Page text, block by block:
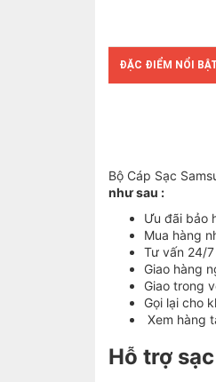
ĐẶC ĐIỂM NỔI
Bộ Cáp Sạc
như sau :
Ưu đãi bảo
Mua hàng
Tư vấn 24/
Giao hàng
Giao trong
Gọi lại cho
Xem hàng
Hỗ trợ